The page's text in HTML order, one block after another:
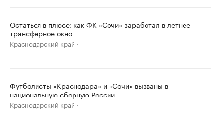
Остаться в плюсе: как ФК «Сочи» заработал в летнее
трансферное окно
Краснодарский край
Футболисты «Краснодара» и «Сочи» вызваны в
национальную сборную России
Краснодарский край